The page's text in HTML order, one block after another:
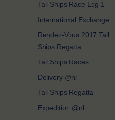
Tall Ships Race Leg 1
International Exchange
Rendez-Vous 2017 Tall
Ships Regatta
Tall Ships Races
Delivery @nl
Tall Ships Regatta
Expedition @nl